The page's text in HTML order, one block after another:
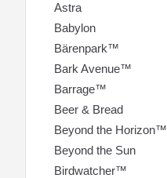
Astra
Babylon
Bärenpark™
Bark Avenue™
Barrage™
Beer & Bread
Beyond the Horizon™
Beyond the Sun
Birdwatcher™